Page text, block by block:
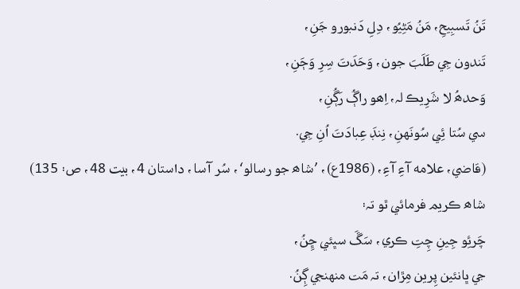
تَنُ تَسبِيحِ، مَنُ مَڻِيُو، دِلِ دَنبورو جَنِ،
تَندون جِي طَلَبَ جون، وَحَدَتَ سِرِ وَڄَنِ،
وَحدھُ لا شَرِيڪ لہ، اِھو راڳُ رَڳُنِ،
سي سُتا ئِي سُونَهنِ، نِنڊَ عِبادَتَ اُنِ جِي.
(قاضي، علامه آءِ آءِ، (1986ع)، ’شاھ جو رسالو‘، سُر آسا، داستان 4، بيت 48، ص: 135)
شاھ ڪريم فرمائي ٿو تہ:
چَرئِو جِينِ چِتِ ڪري، سَڱَ سڀئي ڇِنُ،
جي ڀانئين پِرين مِڙان، تہ مَت منهنجي ڳِنُ.